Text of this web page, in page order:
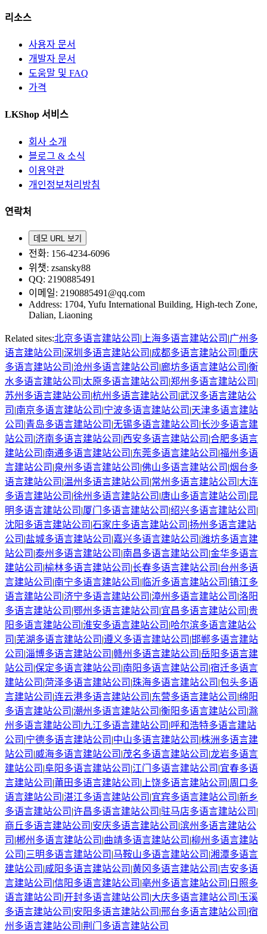
리소스
사용자 문서
개발자 문서
도움말 및 FAQ
가격
LKShop 서비스
회사 소개
블로그 & 소식
이용약관
개인정보처리방침
연락처
데모 URL 보기
전화: 156-4234-6096
위챗: zsansky88
QQ: 2190885491
이메일: 2190885491@qq.com
Address: 1704, Yufu International Building, High-tech Zone,
Dalian, Liaoning
Related sites:北京多语言建站公司 | 上海多语言建站公司 |广州 多
语言建站公司 |深圳 多语言建站公司 |成都多语言建站公司 |重庆
多语言建站公司 |沧州 多语言建站公司 |廊坊多语言建站公司 |衡
水多语言建站公司 |太原多语言建站公司 |郑州 多语言建站公司 |
苏州 多语言建站公司 |杭州 多语言建站公司 |武汉多语言建站公
司 |南京多语言建站公司 |宁波多语言建站公司 |天津多语言建站
公司 |青岛多语言建站公司 |无锡多语言建站公司 |长沙多语言建
站公司 |济南多语言建站公司 |西安多语言建站公司 |合肥多语言
建站公司 |南通多语言建站公司 |东莞多语言建站公司 |福州 多语
言建站公司 |泉州 多语言建站公司 |佛山多语言建站公司 |烟台多
语言建站公司 |温州 多语言建站公司 |常州 多语言建站公司 |大连
多语言建站公司 |徐州 多语言建站公司 |唐山多语言建站公司 |昆
明多语言建站公司 |厦门 多语言建站公司 |绍兴多语言建站公司 |
沈阳多语言建站公司 |石家庄多语言建站公司 |扬州 多语言建站
公司 |盐城多语言建站公司 |嘉兴多语言建站公司 |潍坊多语言建
站公司 |泰州 多语言建站公司 |南昌多语言建站公司 |金华多语言
建站公司 |榆林多语言建站公司 |长春多语言建站公司 |台州 多语
言建站公司 |南宁多语言建站公司 | 临沂多语言建站公司 |镇江多
语言建站公司 |济宁多语言建站公司 |漳州 多语言建站公司 |洛阳
多语言建站公司 |鄂州 多语言建站公司 |宜昌多语言建站公司 |贵
阳多语言建站公司 |淮安多语言建站公司 |哈尔滨多语言建站公
司 |芜湖多语言建站公司 |遵义多语言建站公司 |邯郸多语言建站
公司 |淄博多语言建站公司 |赣州 多语言建站公司 |岳阳多语言建
站公司 |保定多语言建站公司 |南阳多语言建站公司 |宿迁多语言
建站公司 |菏泽多语言建站公司 |珠海多语言建站公司 |包头多语
言建站公司 |连云港多语言建站公司 |东营多语言建站公司 |绵阳
多语言建站公司 |潮州 多语言建站公司 |衡阳多语言建站公司 |滁
州 多语言建站公司 |九江多语言建站公司 |呼和浩特多语言建站
公司 |宁德多语言建站公司 |中山多语言建站公司 |株洲多语言建
站公司 |威海多语言建站公司 |茂名多语言建站公司 |龙岩多语言
建站公司 |阜阳多语言建站公司 |江门 多语言建站公司 |宜春多语
言建站公司 |莆田多语言建站公司 | 上饶多语言建站公司 |周口 多
语言建站公司 |湛江多语言建站公司 |宜宾多语言建站公司 |新乡
多语言建站公司 |许昌多语言建站公司 |驻马店多语言建站公司 |
商丘多语言建站公司 |安庆多语言建站公司 |滨州 多语言建站公
司 |郴州 多语言建站公司 |曲靖多语言建站公司 |柳州 多语言建站
公司 |三明多语言建站公司 |马鞍山多语言建站公司 |湘潭多语言
建站公司 |咸阳多语言建站公司 |黄冈 多语言建站公司 |吉安多语
言建站公司 |信阳多语言建站公司 |亳州 多语言建站公司 | 日照多
语言建站公司 |开封多语言建站公司 |大庆多语言建站公司 |玉溪
多语言建站公司 |安阳多语言建站公司 |邢台多语言建站公司 |宿
州 多语言建站公司 |荆门 多语言建站公司